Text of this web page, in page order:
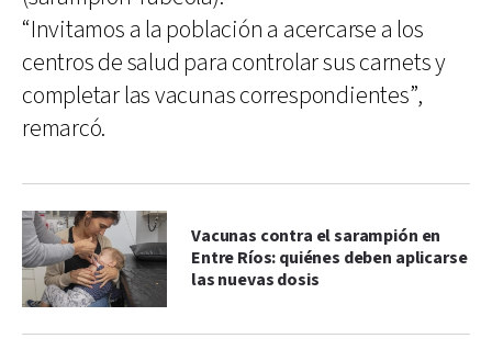
“Invitamos a la población a acercarse a los
centros de salud para controlar sus carnets y
completar las vacunas correspondientes”,
remarcó.
Vacunas contra el sarampión en
Entre Ríos: quiénes deben aplicarse
las nuevas dosis